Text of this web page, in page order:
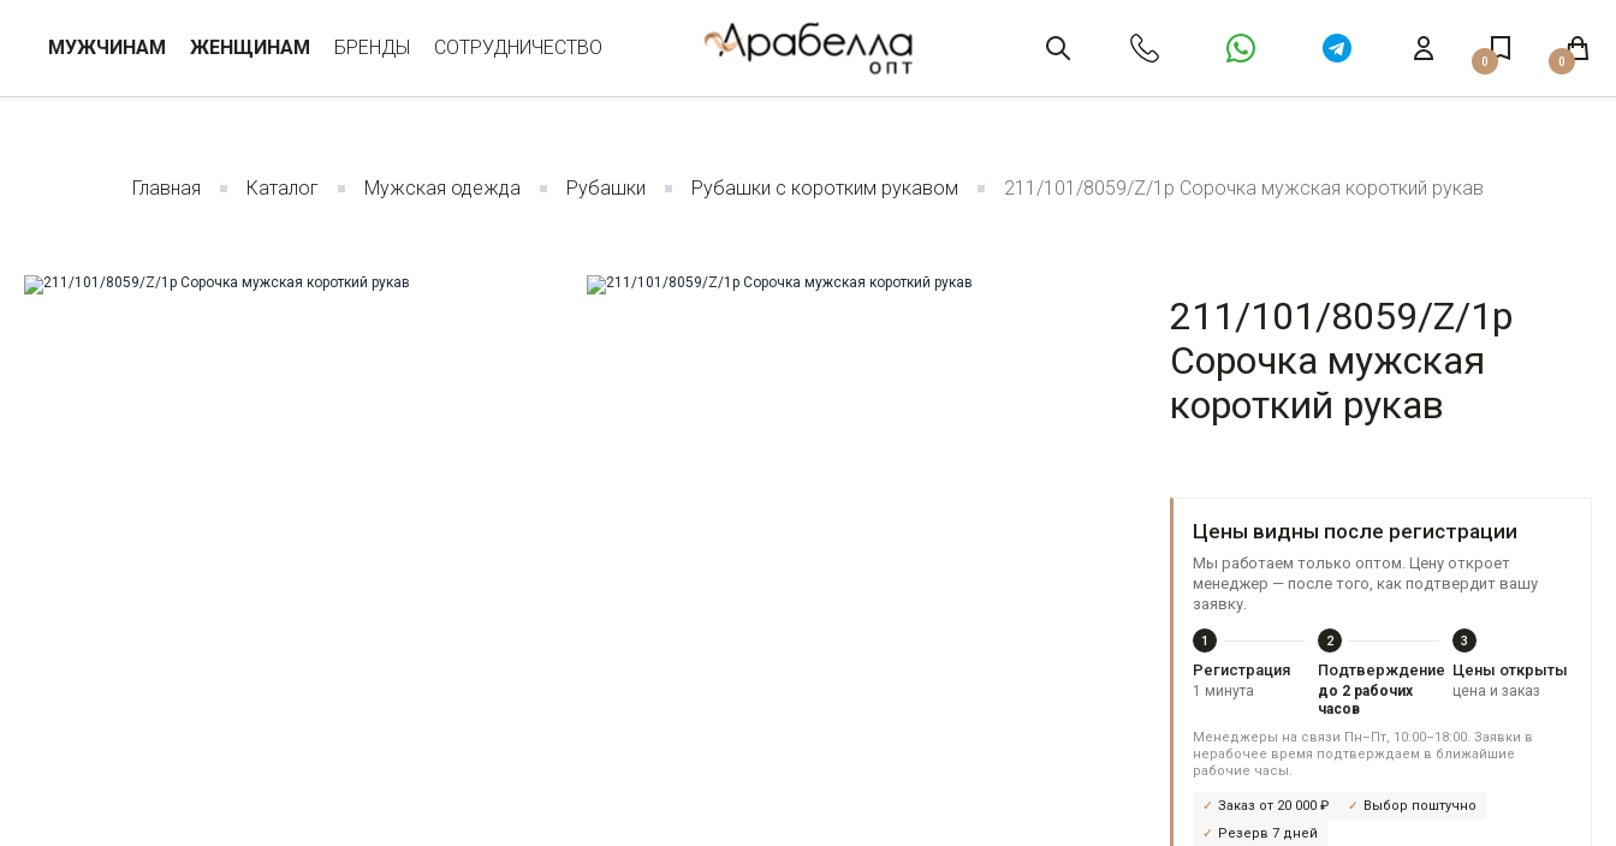
МУЖЧИНАМ ЖЕНЩИНАМ БРЕНДЫ СОТРУДНИЧЕСТВО
0 0
Главная Каталог Мужская одежда Рубашки Рубашки с коротким рукавом 211/101/8059/Z/1p Сорочка мужская короткий рукав
211/101/8059/Z/1p
Сорочка мужская
короткий рукав
Цены видны после регистрации
Мы работаем только оптом. Цену откроет
менеджер — после того, как подтвердит вашу
заявку.
1
Регистрация
1 минута
2
Подтверждение
до 2 рабочих
часов
3
Цены открыты
цена и заказ
Менеджеры на связи Пн–Пт, 10:00–18:00. Заявки в
нерабочее время подтверждаем в ближайшие
рабочие часы.
Заказ от 20 000 ₽
Выбор поштучно
Резерв 7 дней